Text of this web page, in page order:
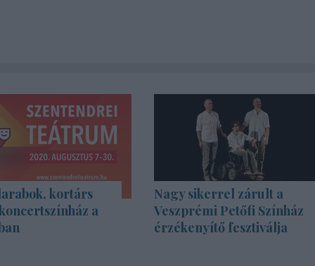
kortárs
a
Nagy sikerrel zárult a
Veszprémi Petőfi Színház
érzékenyítő fesztiválja